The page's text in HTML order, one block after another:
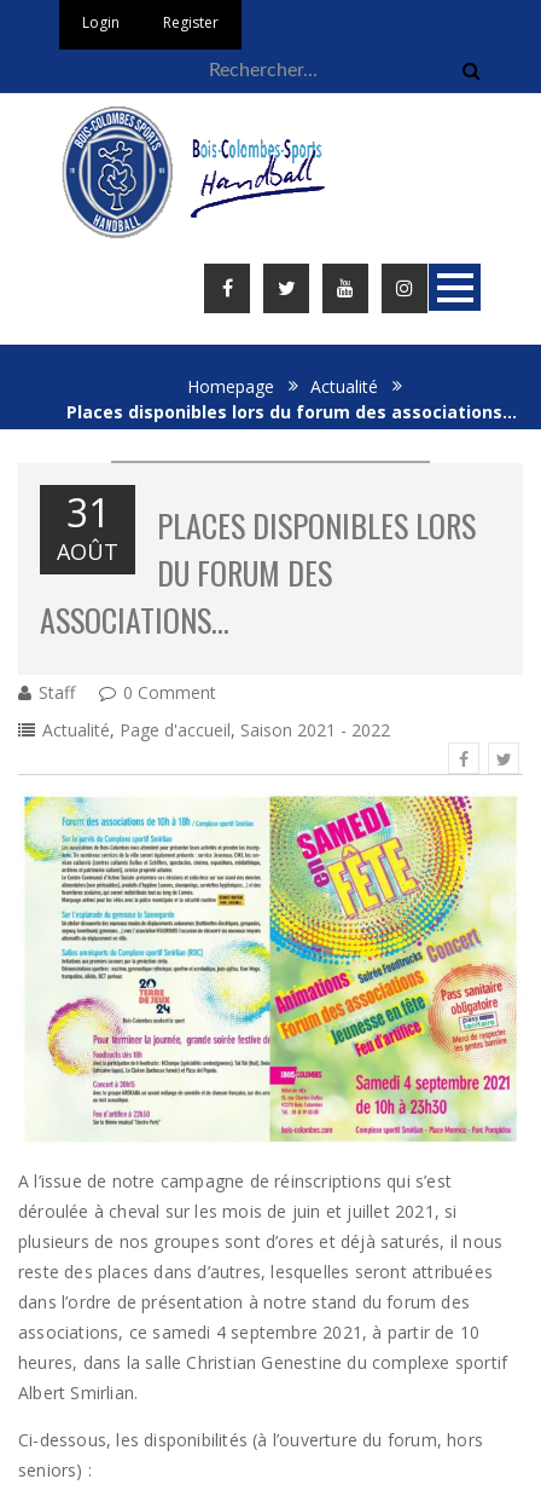
Login Register
Homepage
Actualité
Places disponibles lors du forum des associations…
31
AOÛT
PLACES DISPONIBLES LORS
DU FORUM DES
ASSOCIATIONS…
Staff
0 Comment
Actualité, Page d'accueil, Saison 2021 - 2022
A l’issue de notre campagne de réinscriptions qui s’est
déroulée à cheval sur les mois de juin et juillet 2021, si
plusieurs de nos groupes sont d’ores et déjà saturés, il nous
reste des places dans d’autres, lesquelles seront attribuées
dans l’ordre de présentation à notre stand du forum des
associations, ce samedi 4 septembre 2021, à partir de 10
heures, dans la salle Christian Genestine du complexe sportif
Albert Smirlian.
Ci-dessous, les disponibilités (à l’ouverture du forum, hors
seniors) :